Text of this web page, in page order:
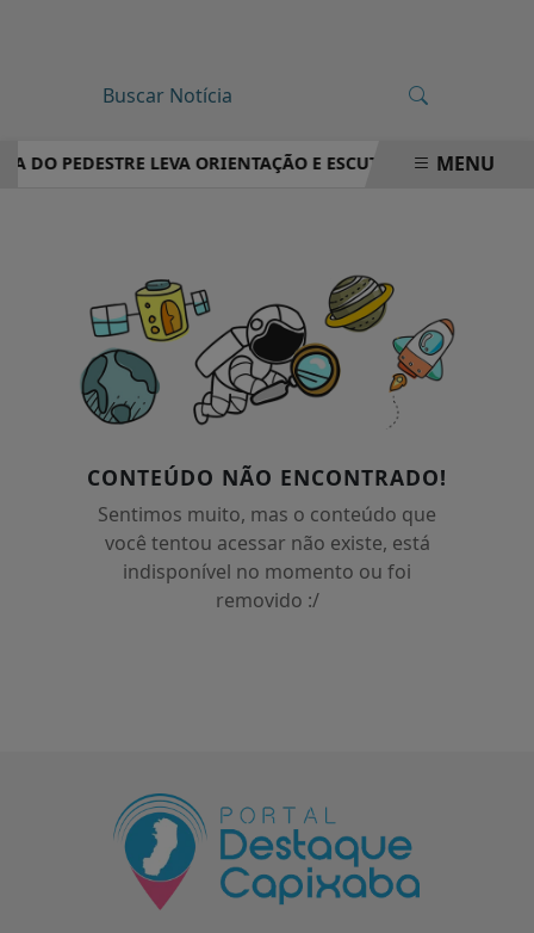
DO PEDESTRE LEVA ORIENTAÇÃO E ESCUTA PÚBLICA A VILA
MENU
CONTEÚDO NÃO ENCONTRADO!
Sentimos muito, mas o conteúdo que
você tentou acessar não existe, está
indisponível no momento ou foi
removido :/
Termos de Uso e Privacidade